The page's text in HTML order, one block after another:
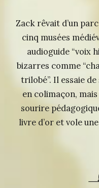
Zack rêvait d’un
cinq musées
audioguide “voix
bizarres comme
trilobé”. Il essaie
en colimaçon,
sourire
livre d’or et vole